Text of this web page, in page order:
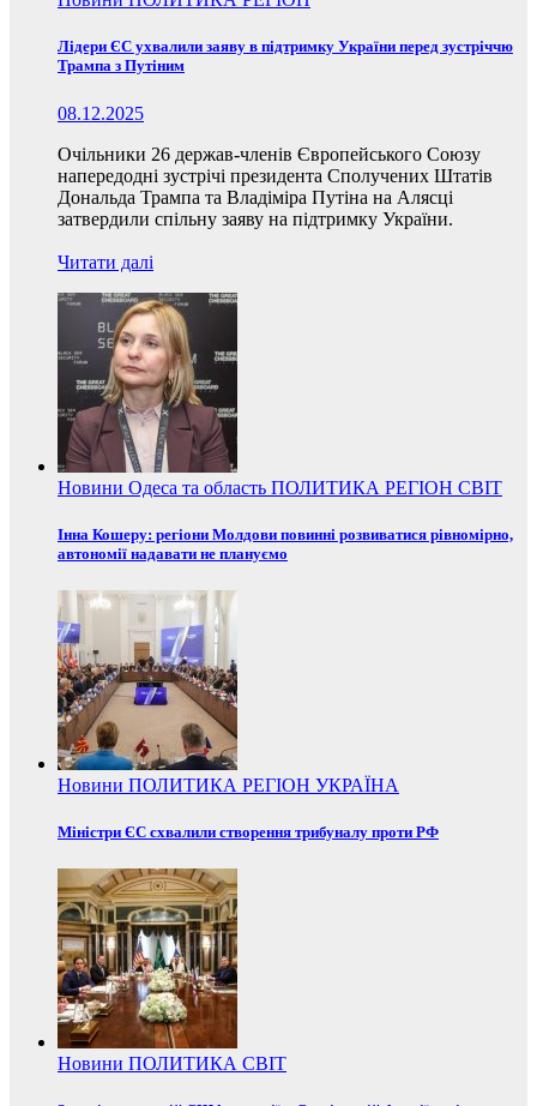
Лідери ЄС ухвалили заяву в підтримку України перед зустріччю
Трампа з Путіним
08.12.2025
Очільники 26 держав-членів Європейського Союзу
напередодні зустрічі президента Сполучених Штатів
Дональда Трампа та Владіміра Путіна на Алясці
затвердили спільну заяву на підтримку України.
Читати далі
Новини Одеса та область ПОЛИТИКА РЕГІОН СВІТ
Інна Кошеру: регіони Молдови повинні розвиватися рівномірно,
автономії надавати не плануємо
Новини ПОЛИТИКА РЕГІОН УКРАЇНА
Міністри ЄС схвалили створення трибуналу проти РФ
Новини ПОЛИТИКА СВІТ